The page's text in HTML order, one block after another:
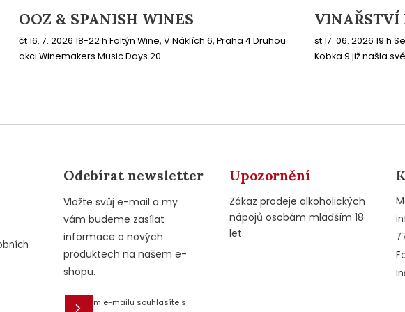
OOZ & SPANISH WINES
čt 16. 7. 2026 18-22 h Foltýn Wine, V Náklích 6, Praha 4 Druhou
akci Winemakers Music Days 20...
VINAŘSTVÍ
st 17. 06. 2026 19 h
Kobka 9 již našla
Odebírat newsletter
Vložte svůj e-mail a my
vám budeme zasílat
informace o nových
produktech na našem e-
shopu.
Vložením e-mailu souhlasíte s
Upozornění
Zákaz prodeje alkoholických
nápojů osobám mladším 18
let.